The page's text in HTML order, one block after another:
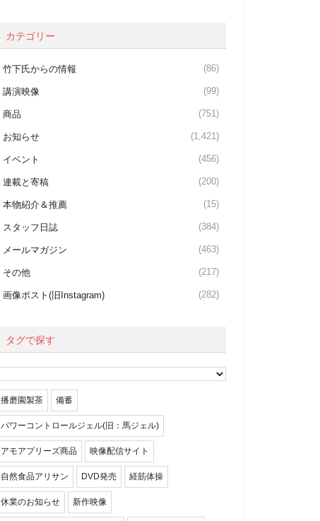
カテゴリー
竹下氏からの情報 (86)
講演映像 (99)
商品 (751)
お知らせ (1,421)
イベント (456)
連載と寄稿 (200)
本物紹介＆推薦 (15)
スタッフ日誌 (384)
メールマガジン (463)
その他 (217)
画像ポスト(旧Instagram) (282)
タグで探す
播磨園製茶 備蓄
パワーコントロールジェル(旧：馬ジェル)
アモアプリーズ商品 映像配信サイト
自然食品アリサン DVD発売 経筋体操
休業のお知らせ 新作映像